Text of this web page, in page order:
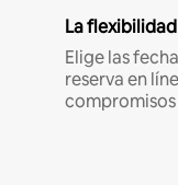
La
Elige las
reserva en